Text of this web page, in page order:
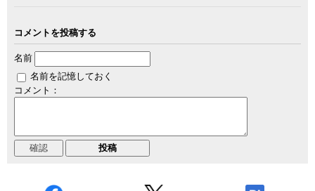
コメントを投稿する
名前
名前を記憶しておく
コメント：